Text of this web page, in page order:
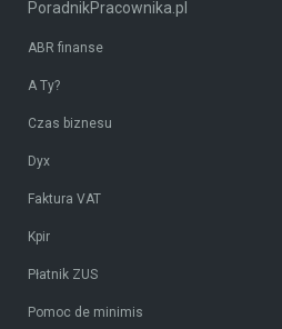
PoradnikPracownika.pl
ABR finanse
A Ty?
Czas biznesu
Dyx
Faktura VAT
Kpir
Płatnik ZUS
Pomoc de minimis